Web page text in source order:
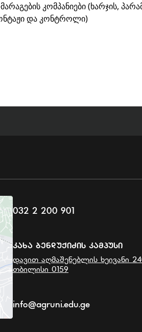
კომპანიები (ხარჯის,
და კონტროლი)
032 2 200 901
Კახა Ბენდუქიძის Კამპუსი
დავით აღმაშენებლის ხეივანი
თბილისი 0159
info@agruni.edu.ge